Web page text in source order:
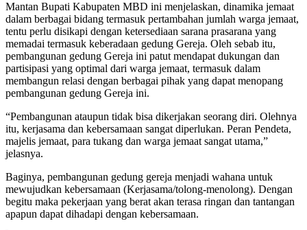
Mantan Bupati Kabupaten MBD ini menjelaskan, dinamika jemaat
dalam berbagai bidang termasuk pertambahan jumlah warga jemaat,
tentu perlu disikapi dengan ketersediaan sarana prasarana yang
memadai termasuk keberadaan gedung Gereja. Oleh sebab itu,
pembangunan gedung Gereja ini patut mendapat dukungan dan
partisipasi yang optimal dari warga jemaat, termasuk dalam
membangun relasi dengan berbagai pihak yang dapat menopang
pembangunan gedung Gereja ini.
“Pembangunan ataupun tidak bisa dikerjakan seorang diri. Olehnya
itu, kerjasama dan kebersamaan sangat diperlukan. Peran Pendeta,
majelis jemaat, para tukang dan warga jemaat sangat utama,”
jelasnya.
Baginya, pembangunan gedung gereja menjadi wahana untuk
mewujudkan kebersamaan (Kerjasama/tolong-menolong). Dengan
begitu maka pekerjaan yang berat akan terasa ringan dan tantangan
apapun dapat dihadapi dengan kebersamaan.